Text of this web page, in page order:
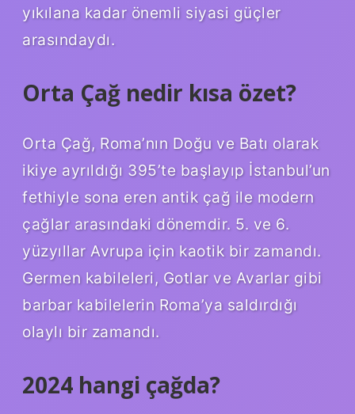
yıkılana kadar önemli siyasi güçler
arasındaydı.
Orta Çağ nedir kısa özet?
Orta Çağ, Roma’nın Doğu ve Batı olarak
ikiye ayrıldığı 395’te başlayıp İstanbul’un
fethiyle sona eren antik çağ ile modern
çağlar arasındaki dönemdir. 5. ve 6.
yüzyıllar Avrupa için kaotik bir zamandı.
Germen kabileleri, Gotlar ve Avarlar gibi
barbar kabilelerin Roma’ya saldırdığı
olaylı bir zamandı.
2024 hangi çağda?